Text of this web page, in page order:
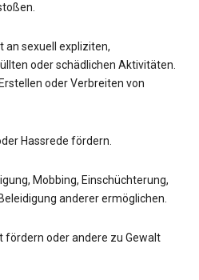
an sexuell expliziten,
oder schädlichen Aktivitäten.
oder Verbreiten von
Hassrede fördern.
Mobbing, Einschüchterung,
anderer ermöglichen.
fördern oder andere zu Gewalt